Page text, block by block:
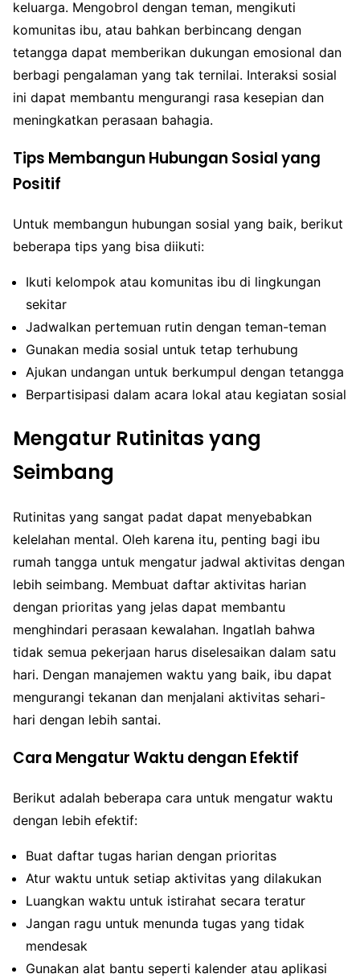
keluarga. Mengobrol dengan teman, mengikuti
komunitas ibu, atau bahkan berbincang dengan
tetangga dapat memberikan dukungan emosional dan
berbagi pengalaman yang tak ternilai. Interaksi sosial
ini dapat membantu mengurangi rasa kesepian dan
meningkatkan perasaan bahagia.
Tips Membangun Hubungan Sosial yang
Positif
Untuk membangun hubungan sosial yang baik, berikut
beberapa tips yang bisa diikuti:
Ikuti kelompok atau komunitas ibu di lingkungan
sekitar
Jadwalkan pertemuan rutin dengan teman-teman
Gunakan media sosial untuk tetap terhubung
Ajukan undangan untuk berkumpul dengan tetangga
Berpartisipasi dalam acara lokal atau kegiatan sosial
Mengatur Rutinitas yang
Seimbang
Rutinitas yang sangat padat dapat menyebabkan
kelelahan mental. Oleh karena itu, penting bagi ibu
rumah tangga untuk mengatur jadwal aktivitas dengan
lebih seimbang. Membuat daftar aktivitas harian
dengan prioritas yang jelas dapat membantu
menghindari perasaan kewalahan. Ingatlah bahwa
tidak semua pekerjaan harus diselesaikan dalam satu
hari. Dengan manajemen waktu yang baik, ibu dapat
mengurangi tekanan dan menjalani aktivitas sehari-
hari dengan lebih santai.
Cara Mengatur Waktu dengan Efektif
Berikut adalah beberapa cara untuk mengatur waktu
dengan lebih efektif:
Buat daftar tugas harian dengan prioritas
Atur waktu untuk setiap aktivitas yang dilakukan
Luangkan waktu untuk istirahat secara teratur
Jangan ragu untuk menunda tugas yang tidak
mendesak
Gunakan alat bantu seperti kalender atau aplikasi